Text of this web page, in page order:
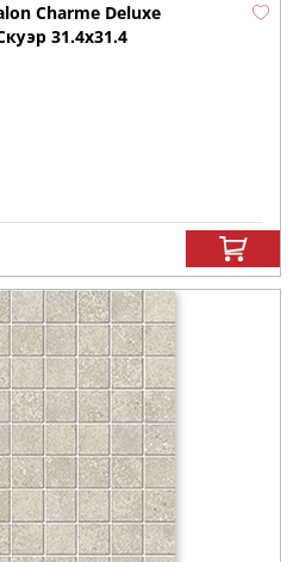
Charme Deluxe
31.4x31.4